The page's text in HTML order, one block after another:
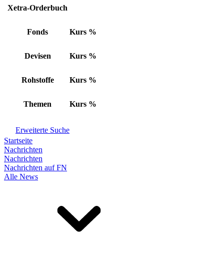
Xetra-Orderbuch
Fonds Kurs %
Devisen Kurs %
Rohstoffe Kurs %
Themen Kurs %
Erweiterte Suche
Startseite
Nachrichten
Nachrichten
Nachrichten auf FN
Alle News